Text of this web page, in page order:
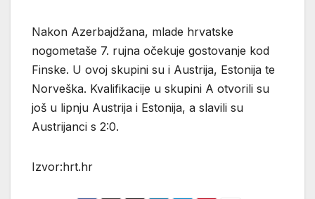
Nakon Azerbajdžana, mlade hrvatske
nogometaše 7. rujna očekuje gostovanje kod
Finske. U ovoj skupini su i Austrija, Estonija te
Norveška. Kvalifikacije u skupini A otvorili su
još u lipnju Austrija i Estonija, a slavili su
Austrijanci s 2:0.
Izvor:hrt.hr